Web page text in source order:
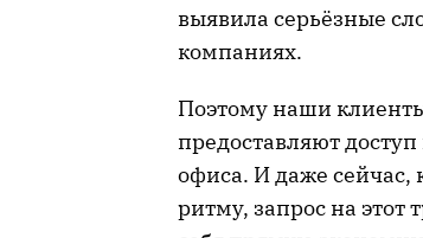
выявила серьёзные
компаниях.
Поэтому наши
предоставляют
офиса. И даже
ритму, запрос на этот